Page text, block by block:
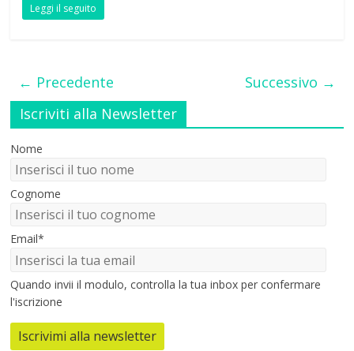
Leggi il seguito
← Precedente
Successivo →
Iscriviti alla Newsletter
Nome
Cognome
Email*
Quando invii il modulo, controlla la tua inbox per confermare
l'iscrizione
Iscrivimi alla newsletter